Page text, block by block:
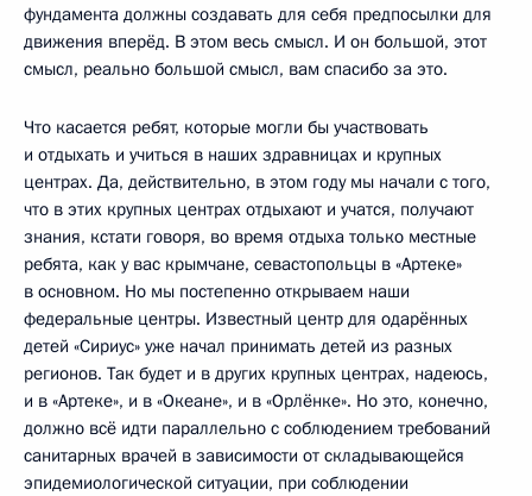
фундамента должны создавать для себя предпосылки для
движения вперёд. В этом весь смысл. И он большой, этот
смысл, реально большой смысл, вам спасибо за это.
Что касается ребят, которые могли бы участвовать
и отдыхать и учиться в наших здравницах и крупных
центрах. Да, действительно, в этом году мы начали с того,
что в этих крупных центрах отдыхают и учатся, получают
знания, кстати говоря, во время отдыха только местные
ребята, как у вас крымчане, севастопольцы в «Артеке»
в основном. Но мы постепенно открываем наши
федеральные центры. Известный центр для одарённых
детей «Сириус» уже начал принимать детей из разных
регионов. Так будет и в других крупных центрах, надеюсь,
и в «Артеке», и в «Океане», и в «Орлёнке». Но это, конечно,
должно всё идти параллельно с соблюдением требований
санитарных врачей в зависимости от складывающейся
эпидемиологической ситуации, при соблюдении